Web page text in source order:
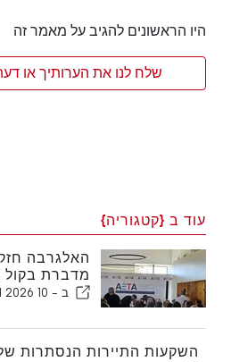
היו הראשונים להגיב על מאמר זה
שלח לנו את הערותיך או
עוד ב {קטגוריה}
האלגרבה
מדברת
ב - 10 Jul 2026
השקעות התיירות הנסתרות